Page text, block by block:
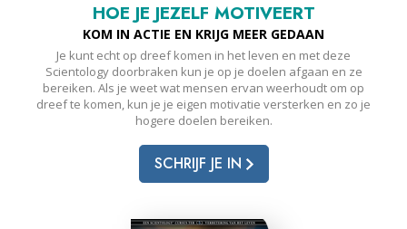
HOE JE JEZELF MOTIVEERT
KOM IN ACTIE EN KRIJG MEER GEDAAN
Je kunt echt op dreef komen in het leven en met deze
Scientology doorbraken kun je op je doelen afgaan en ze
bereiken. Als je weet wat mensen ervan weerhoudt om op
dreef te komen, kun je je eigen motivatie versterken en zo je
hogere doelen bereiken.
SCHRIJF JE IN